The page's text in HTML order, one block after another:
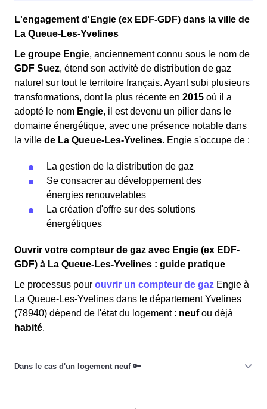
L'engagement d'Engie (ex EDF-GDF) dans la ville de
La Queue-Les-Yvelines
Le groupe Engie, anciennement connu sous le nom de
GDF Suez, étend son activité de distribution de gaz
naturel sur tout le territoire français. Ayant subi plusieurs
transformations, dont la plus récente en 2015 où il a
adopté le nom Engie, il est devenu un pilier dans le
domaine énergétique, avec une présence notable dans
la ville de La Queue-Les-Yvelines. Engie s'occupe de :
La gestion de la distribution de gaz
Se consacrer au développement des
énergies renouvelables
La création d'offre sur des solutions
énergétiques
Ouvrir votre compteur de gaz avec Engie (ex EDF-
GDF) à La Queue-Les-Yvelines : guide pratique
Le processus pour ouvrir un compteur de gaz Engie à
La Queue-Les-Yvelines dans le département Yvelines
(78940) dépend de l'état du logement : neufou déjà
habité.